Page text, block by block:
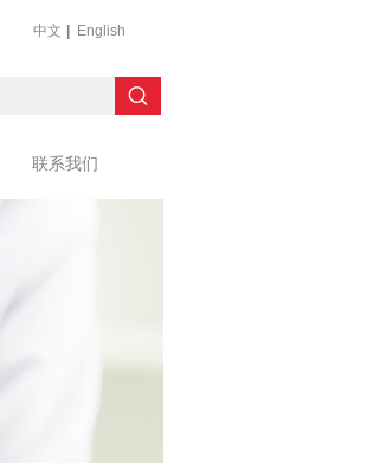
中文 English
联系我们